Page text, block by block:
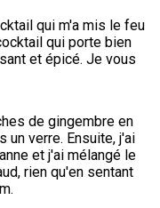
qui m'a mis le feu
qui porte bien
et épicé. Je vous
de gingembre en
un verre. Ensuite, j'ai
et j'ai mélangé le
rien qu'en sentant